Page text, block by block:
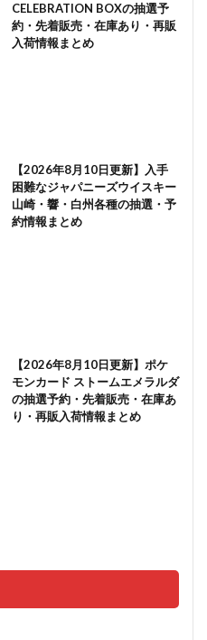
CELEBRATION BOXの抽選予
約・先着販売・在庫あり・再販
入荷情報まとめ
【2026年8月10日更新】入手
困難なジャパニーズウイスキー
山崎・響・白州各種の抽選・予
約情報まとめ
【2026年8月10日更新】ポケ
モンカード ストームエメラルダ
の抽選予約・先着販売・在庫あ
り・再販入荷情報まとめ